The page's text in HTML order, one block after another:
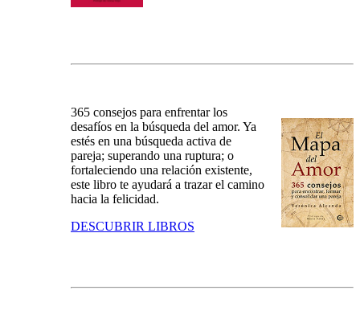
365 consejos para enfrentar los
desafíos en la búsqueda del amor. Ya
estés en una búsqueda activa de
pareja; superando una ruptura; o
fortaleciendo una relación existente,
este libro te ayudará a trazar el camino
hacia la felicidad.
DESCUBRIR LIBROS